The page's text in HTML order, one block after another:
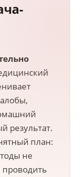
результат.
план:
не
проводить